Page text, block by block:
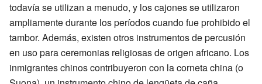
todavía se utilizan a menudo, y los cajones se utilizaron
ampliamente durante los períodos cuando fue prohibido el
tambor. Además, existen otros instrumentos de percusión
en uso para ceremonias religiosas de origen africano. Los
inmigrantes chinos contribuyeron con la corneta china (o